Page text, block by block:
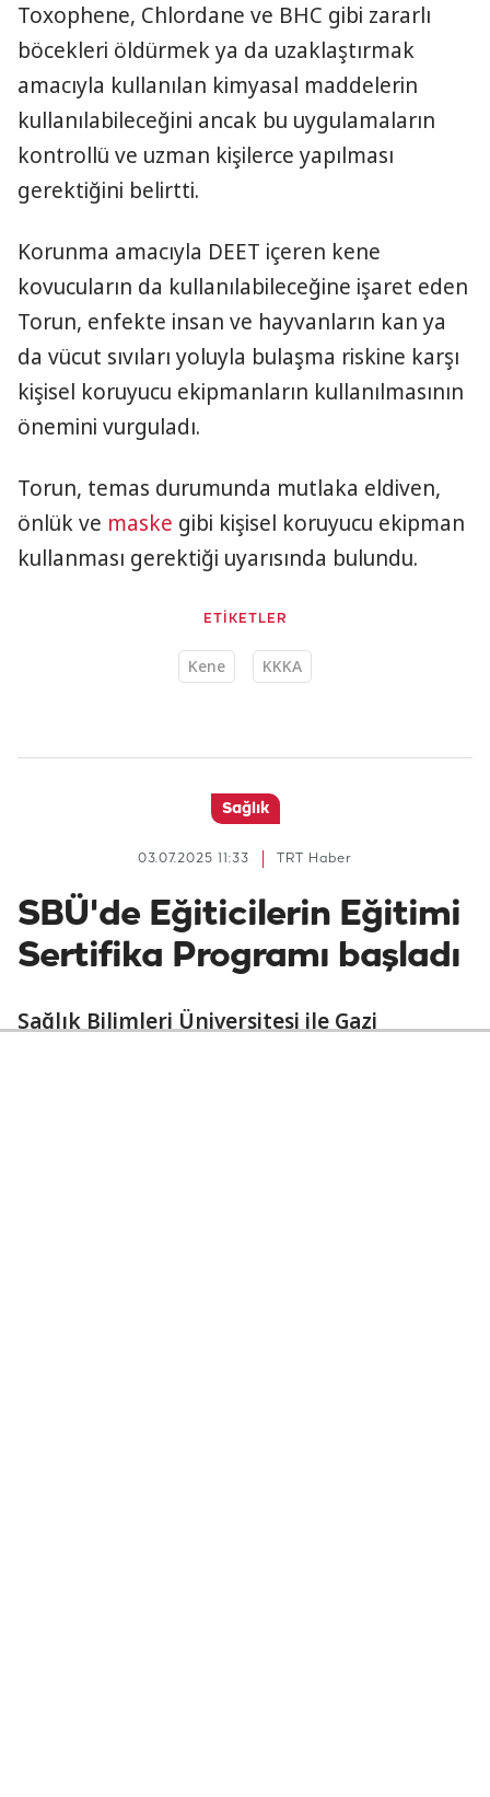
Toxophene, Chlordane ve BHC gibi zararlı
böcekleri öldürmek ya da uzaklaştırmak
amacıyla kullanılan kimyasal maddelerin
kullanılabileceğini ancak bu uygulamaların
kontrollü ve uzman kişilerce yapılması
gerektiğini belirtti.
Korunma amacıyla DEET içeren kene
kovucuların da kullanılabileceğine işaret eden
Torun, enfekte insan ve hayvanların kan ya
da vücut sıvıları yoluyla bulaşma riskine karşı
kişisel koruyucu ekipmanların kullanılmasının
önemini vurguladı.
Torun, temas durumunda mutlaka eldiven,
önlük ve maske gibi kişisel koruyucu ekipman
kullanması gerektiği uyarısında bulundu.
ETİKETLER
Kene KKKA
Sağlık
TRT Haber
03.07.2025 11:33
SBÜ'de Eğiticilerin Eğitimi
Sertifika Programı başladı
Sağlık Bilimleri Üniversitesi ile Gazi